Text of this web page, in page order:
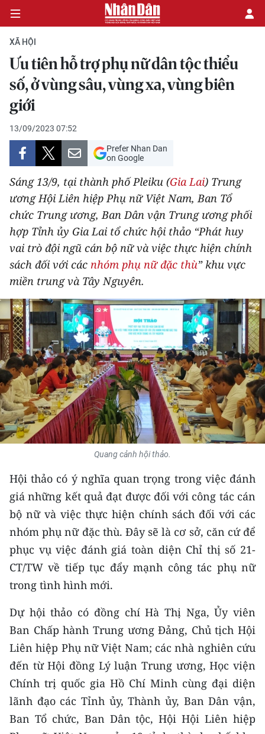
CHÍNH TRỊ
KINH TẾ
VĂN HÓA
XÃ HỘI
PHÁP LUẬT
DU LỊCH
THẾ GIỚI
THỂ THAO
GIÁO DỤC
Y TẾ
KHOA HỌC - CÔNG NGHỆ
MÔI TRƯỜNG
BẠN ĐỌC
KIỂM CHỨNG THÔNG TIN
TRI THỨC CHUYÊN SÂU
54 DÂN TỘC VIỆT NAM
CHƯƠNG TRÌNH OCOP - MỖI XÃ
MỘT SẢN PHẨM
RADIO
MEDIA CENTER
E-Magazine
Video
Media Chính trị
Media Kinh tế
XÃ HỘI
Ưu tiên hỗ trợ phụ nữ dân tộc thiểu
số, ở vùng sâu, vùng xa, vùng biên
giới
13/09/2023 07:52
Prefer Nhan Dan
on Google
Sáng 13/9, tại thành phố Pleiku (Gia Lai) Trung
ương Hội Liên hiệp Phụ nữ Việt Nam, Ban Tổ
chức Trung ương, Ban Dân vận Trung ương phối
hợp Tỉnh ủy Gia Lai tổ chức hội thảo “Phát huy
vai trò đội ngũ cán bộ nữ và việc thực hiện chính
sách đối với các nhóm phụ nữ đặc thù” khu vực
miền trung và Tây Nguyên.
Quang cảnh hội thảo.
Hội thảo có ý nghĩa quan trọng trong việc đánh
giá những kết quả đạt được đối với công tác cán
bộ nữ và việc thực hiện chính sách đối với các
nhóm phụ nữ đặc thù. Đây sẽ là cơ sở, căn cứ để
phục vụ việc đánh giá toàn diện Chỉ thị số 21-
CT/TW về tiếp tục đẩy mạnh công tác phụ nữ
trong tình hình mới.
Dự hội thảo có đồng chí Hà Thị Nga, Ủy viên
Ban Chấp hành Trung ương Đảng, Chủ tịch Hội
Liên hiệp Phụ nữ Việt Nam; các nhà nghiên cứu
đến từ Hội đồng Lý luận Trung ương, Học viện
Chính trị quốc gia Hồ Chí Minh cùng đại diện
lãnh đạo các Tỉnh ủy, Thành ủy, Ban Dân vận,
Ban Tổ chức, Ban Dân tộc, Hội Hội Liên hiệp